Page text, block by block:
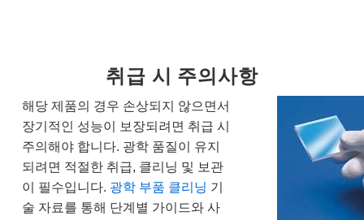
취급 시 주의사항
해당 제품의 경우 손상되지 않으면서
장기적인 성능이 보장되려면 취급 시
주의해야 합니다. 광학 품질이 유지
되려면 적절한 취급, 클리닝 및 보관
이 필수입니다. 광학 부품 클리닝 기
술 자료를 통해 단계별 가이드와 사